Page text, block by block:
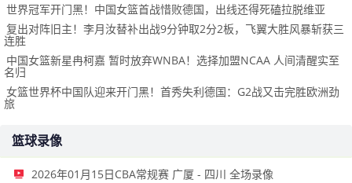
世界冠军开门黑！中国女篮首战惜败德国，出线还得死磕拉脱维亚
复出对阵旧主！李月汝替补出战9分钟取2分2板，飞翼大胜风暴斩获三
连胜
中国女篮新星冉柯嘉 暂时放弃WNBA！选择加盟NCAA 人间清醒实至
名归
女篮世界杯中国队迎来开门黑！首秀失利德国：G2战又击完胜欧洲劲
旅
篮球录像
2026年01月15日CBA常规赛 广厦 - 四川 全场录像